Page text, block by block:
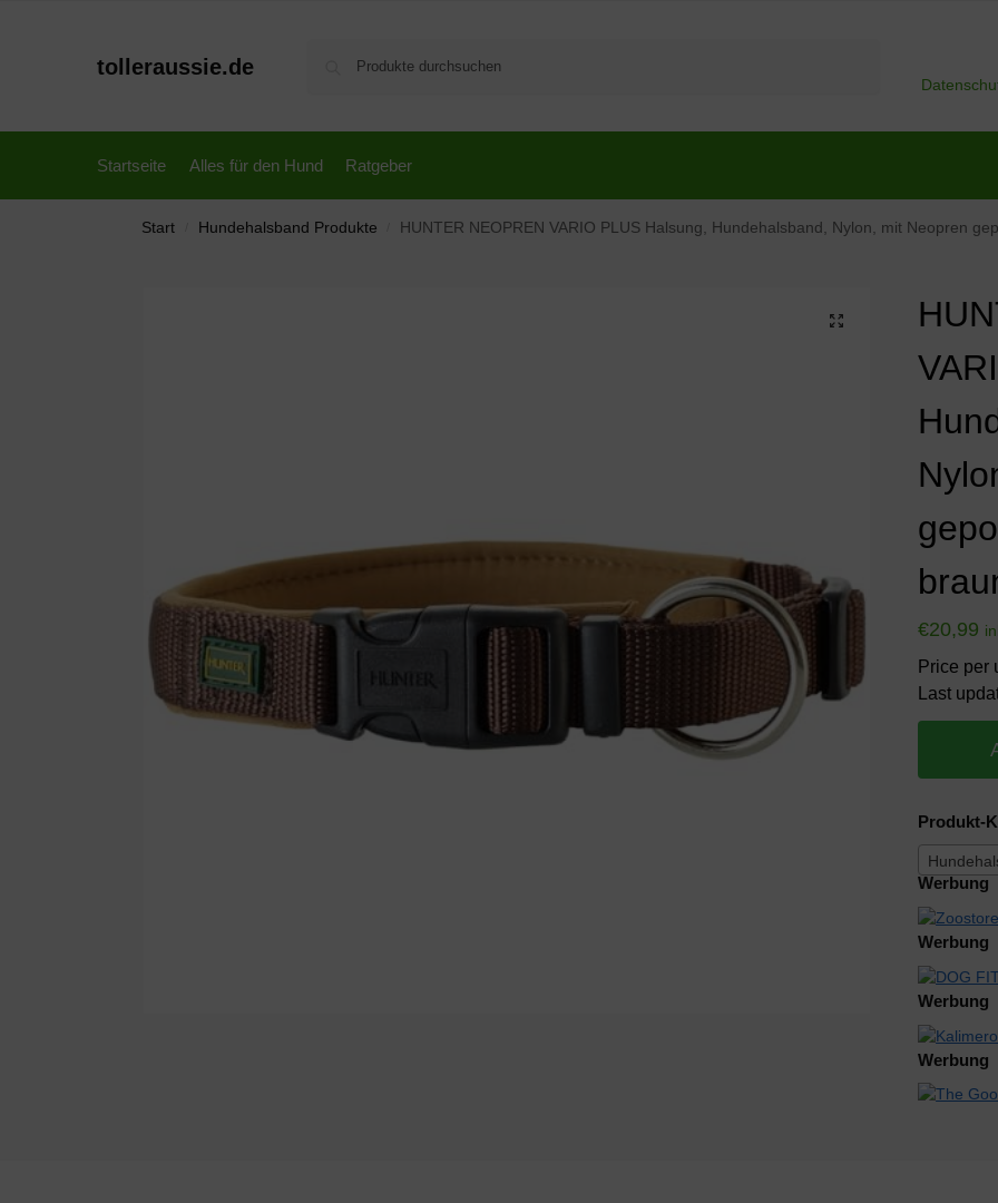
tolleraussie.de
Startseite Alles für den Hund Ratgeber
Start Hundehalsband Produkte HUNTER NEOPREN VARIO PLUS Halsung, Hundehalsband, Nylon, mit Neopren
€20,99
Price per
Last
Produkt-
Werbung
Werbung
Werbung
Werbung